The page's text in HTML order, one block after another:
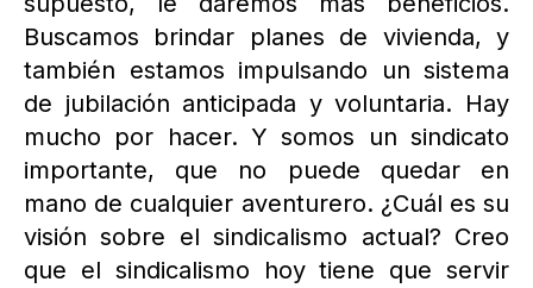
Buscamos brindar planes de vivienda, y
también estamos impulsando un sistema
de jubilación anticipada y voluntaria. Hay
mucho por hacer. Y somos un sindicato
importante, que no puede quedar en
mano de cualquier aventurero. ¿Cuál es su
visión sobre el sindicalismo actual? Creo
que el sindicalismo hoy tiene que servir